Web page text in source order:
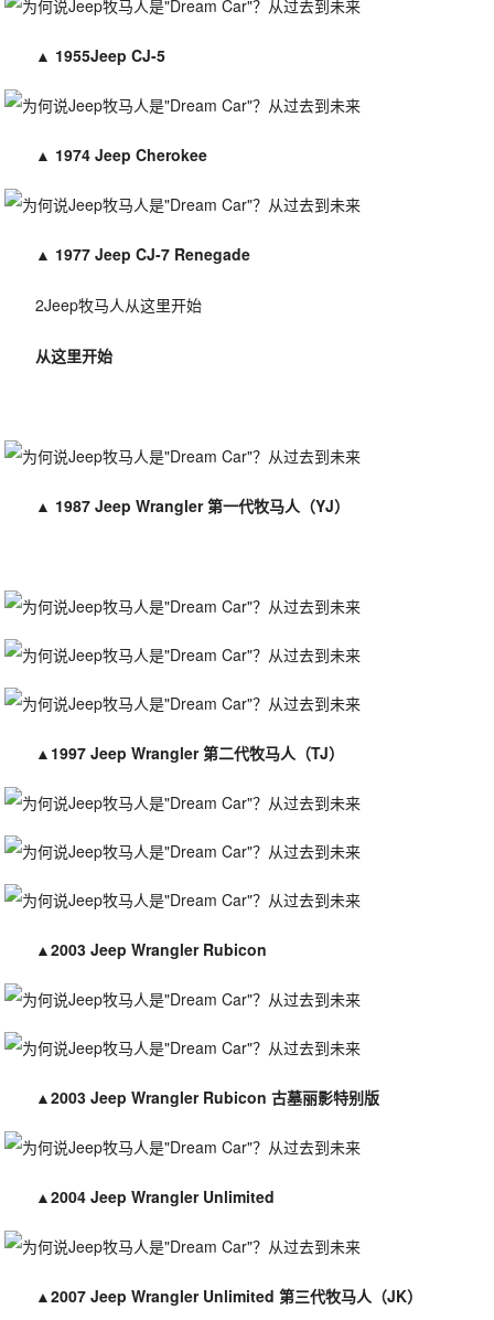
▲ 1955Jeep CJ-5
▲ 1974 Jeep Cherokee
▲ 1977 Jeep CJ-7 Renegade
2Jeep牧马人从这里开始
从这里开始
▲ 1987 Jeep Wrangler 第一代牧马人（YJ）
▲ 1997 Jeep Wrangler 第二代牧马人（TJ）
▲2003 Jeep Wrangler Rubicon
▲2003 Jeep Wrangler Rubicon 古墓丽影特别版
▲2004 Jeep Wrangler Unlimited
▲2007 Jeep Wrangler Unlimited 第三代牧马人（JK）